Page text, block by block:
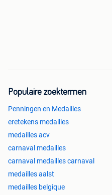
Populaire zoektermen
Penningen en Medailles
eretekens medailles
medailles acv
carnaval medailles
carnaval medailles carnaval
medailles aalst
medailles belgique